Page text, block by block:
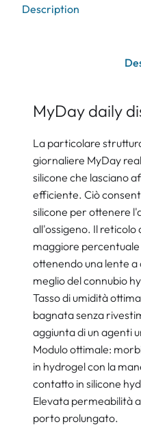
Description
MyDay daily
La particolare
giornaliere MyDay
silicone che lasciano
efficiente. Ciò
silicone per ottenere
all'ossigeno. Il reticolo
maggiore
ottenendo una lente
meglio del connubio
Tasso di umidità
bagnata senza
aggiunta di un agenti
Modulo ottimale:
in hydrogel con la
contatto in silicone
Elevata permeabilità
porto prolungato.